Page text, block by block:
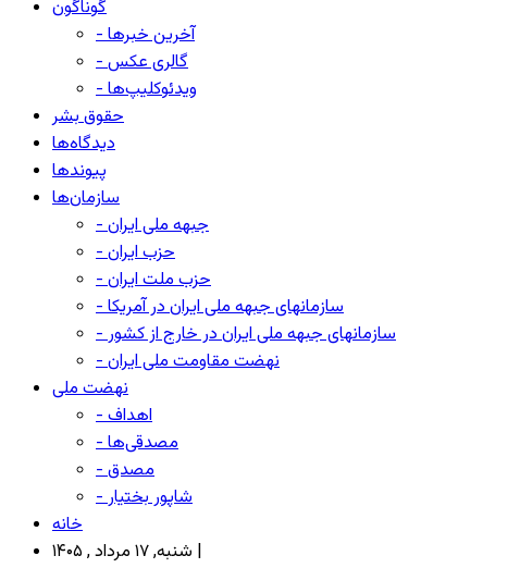
گوناگون
- آخرین خبرها
- گالری عکس
- ویدئوکلیپ‌ها
حقوق بشر
دیدگاه‌ها
پیوندها
سازمان‌ها
- جبهه ملی ایران
- حزب ایران
- حزب ملت ایران
- سازمانهای جبهه ملی ایران در آمریکا
- سازمانهای جبهه ملی ایران در خارج از کشور
- نهضت مقاومت ملی ایران
نهضت ملی
- اهداف
- مصدقی‌ها
- مصدق
- شاپور بختیار
خانه
شنبه, ۱۷ مرداد , ۱۴۰۵ |